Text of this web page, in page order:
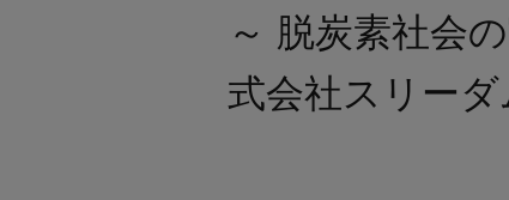
～ 脱炭素社会
式会社スリー